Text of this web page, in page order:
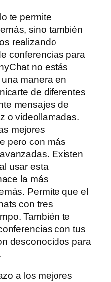
te permite
sino también
realizando
conferencias para
no estás
manera en
de diferentes
mensajes de
o videollamadas.
mejores
pero con más
Existen
usar esta
la más
Permite que el
con tres
También te
con tus
desconocidos para
a los mejores